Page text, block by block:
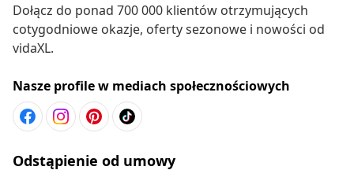
Dołącz do ponad 700 000 klientów otrzymujących
cotygodniowe okazje, oferty sezonowe i nowości od
vidaXL.
Nasze profile w mediach społecznościowych
Odstąpienie od umowy